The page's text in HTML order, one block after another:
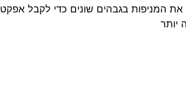
את המניפות בגבהים שונים כדי לקבל אפקט
יותר